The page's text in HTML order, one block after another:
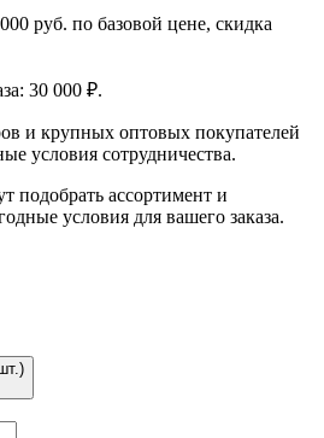
руб. по базовой цене, скидка
30 000 ₽.
и крупных оптовых покупателей
условия сотрудничества.
ассортимент и
условия для вашего заказа.